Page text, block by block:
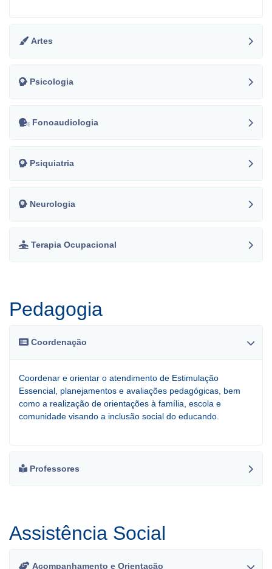
Artes
Psicologia
Fonoaudiologia
Psiquiatria
Neurologia
Terapia Ocupacional
Pedagogia
Coordenação
Coordenar e orientar o atendimento de Estimulação
Essencial, planejamentos e avaliações pedagógicas, bem
como a realização de orientações à família, escola e
comunidade visando a inclusão social do educando.
Professores
Assistência Social
Acompanhamento e Orientação